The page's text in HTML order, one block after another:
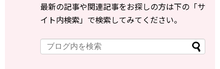
最新の記事や関連記事をお探しの方は下の「サ
イト内検索」で検索してみてください。